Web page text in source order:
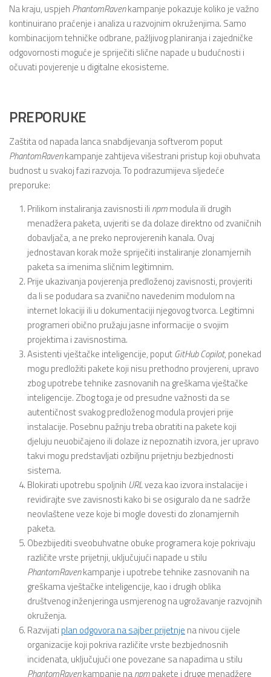
Na kraju, uspjeh PhantomRavenkampanje pokazuje koliko je važno
kontinuirano praćenje i analiza u razvojnim okruženjima. Samo
kombinacijom tehničke odbrane, pažljivog planiranja i zajedničke
odgovornosti moguće je spriječiti slične napade u budućnosti i
očuvati povjerenje u digitalne ekosisteme.
PREPORUKE
Zaštita od napada lanca snabdijevanja softverom poput
PhantomRavenkampanje zahtijeva višestrani pristup koji obuhvata
budnost u svakoj fazi razvoja. To podrazumijeva sljedeće
preporuke:
Prilikom instaliranja zavisnosti ili npmmodula ili drugih
menadžera paketa, uvjeriti se da dolaze direktno od zvaničnih
dobavljača, a ne preko neprovjerenih kanala. Ovaj
jednostavan korak može spriječiti instaliranje zlonamjernih
paketa sa imenima sličnim legitimnim.
Prije ukazivanja povjerenja predloženoj zavisnosti, provjeriti
da li se podudara sa zvanično navedenim modulom na
internet lokaciji ili u dokumentaciji njegovog tvorca. Legitimni
programeri obično pružaju jasne informacije o svojim
projektima i zavisnostima.
Asistenti vještačke inteligencije, poputGitHub Copilot, ponekad
mogu predložiti pakete koji nisu prethodno provjereni, upravo
zbog upotrebe tehnike zasnovanih na greškama vještačke
inteligencije. Zbog toga je od presudne važnosti da se
autentičnost svakog predloženog modula provjeri prije
instalacije. Posebnu pažnju treba obratiti na pakete koji
djeluju neuobičajeno ili dolaze iz nepoznatih izvora, jer upravo
takvi mogu predstavljati ozbiljnu prijetnju bezbjednosti
sistema.
Blokirati upotrebu spoljnih URLveza kao izvora instalacije i
revidirajte sve zavisnosti kako bi se osiguralo da ne sadrže
neovlaštene veze koje bi mogle dovesti do zlonamjernih
paketa.
Obezbijediti sveobuhvatne obuke programera koje pokrivaju
različite vrste prijetnji, uključujući napade u stilu
PhantomRavenkampanje i upotrebe tehnike zasnovanih na
greškama vještačke inteligencije, kao i drugih oblika
društvenog inženjeringa usmjerenog na ugrožavanje razvojnih
okruženja.
Razvijati plan odgovora na sajber prijetnje na nivou cijele
organizacije koji pokriva različite vrste bezbjednosnih
incidenata, uključujući one povezane sa napadima u stilu
PhantomRavenkampanje nanpmpakete i druge menadžere